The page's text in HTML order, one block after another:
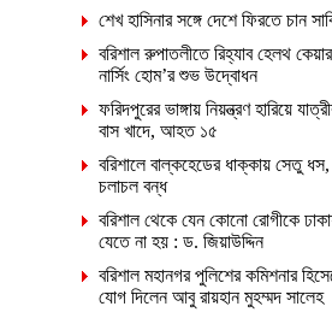
শেখ হাসিনার সঙ্গে দেশে ফিরতে চান
বরিশাল রুপাতলীতে রিহ্যাব হেলথ
নার্সিং হোম’র শুভ উদ্বোধন
ফরিদপুরের ভাঙ্গায় নিয়ন্ত্রণ হারিয়ে
বাস খাদে, আহত ১৫
বরিশালে বাল্কহেডের ধাক্কায় সেতু ধস,
চলাচল বন্ধ
বরিশাল থেকে যেন কোনো রোগীকে
যেতে না হয় : ড. জিয়াউদ্দিন
বরিশাল মহানগর পুলিশের কমিশনার
যোগ দিলেন আবু রায়হান মুহম্মদ সালেহ